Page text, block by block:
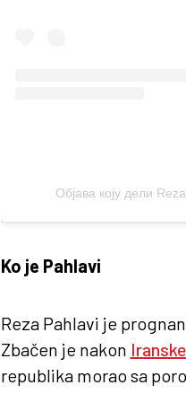
Ko je Pahlavi
Reza Pahlavi je
Zbačen je nakon
republika morao sa